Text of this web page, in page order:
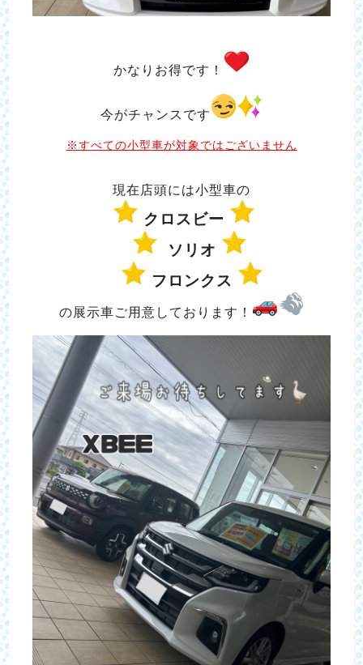
かなりお得です！
今がチャンスです
※すべての小型車が対象ではございません
現在店頭には小型車の
クロスビー
ソリオ
フロンクス
の展示車ご用意しております！